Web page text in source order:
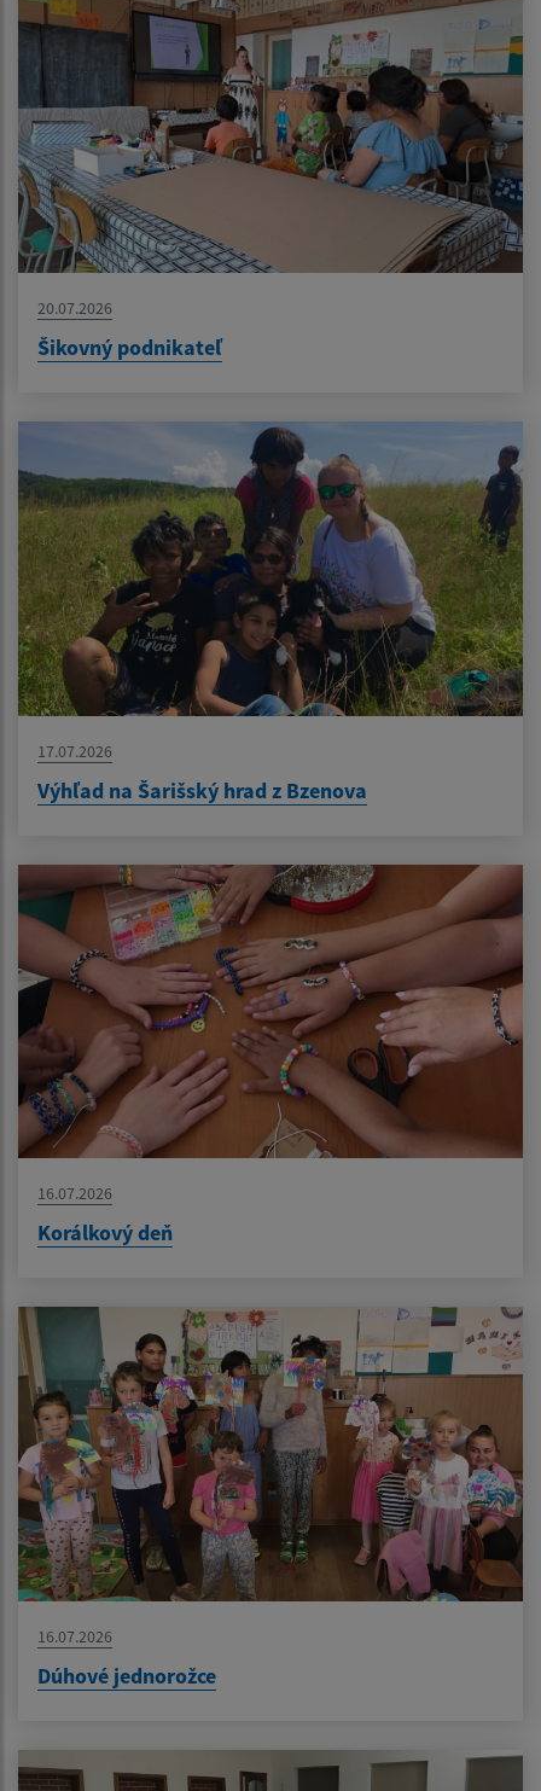
20.07.2026
Šikovný podnikateľ
17.07.2026
Výhľad na Šarišský hrad z Bzenova
16.07.2026
Korálkový deň
16.07.2026
Dúhové jednorožce